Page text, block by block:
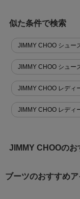
似た条件で検索
JIMMY CHOO シュー
JIMMY CHOO シュー
JIMMY CHOO レディ
JIMMY CHOO レディ
JIMMY CHOOのお
ブーツのおすすめ